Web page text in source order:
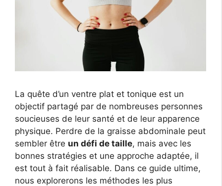
La quête d’un ventre plat et tonique est un
objectif partagé par de nombreuses personnes
soucieuses de leur santé et de leur apparence
physique. Perdre de la graisse abdominale peut
sembler être un défi de taille, mais avec les
bonnes stratégies et une approche adaptée, il
est tout à fait réalisable. Dans ce guide ultime,
nous explorerons les méthodes les plus